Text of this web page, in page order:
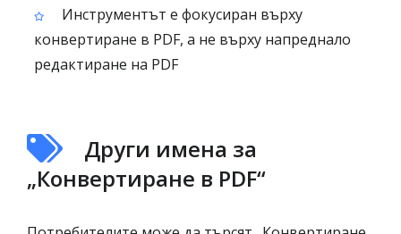
Инструментът е фокусиран върху
конвертиране в PDF, а не върху напреднало
редактиране на PDF
Други имена за
„Конвертиране в PDF“